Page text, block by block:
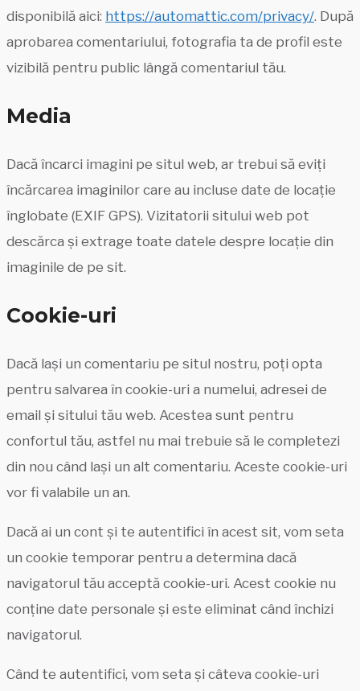
disponibilă aici: https://automattic.com/privacy/. După
aprobarea comentariului, fotografia ta de profil este
vizibilă pentru public lângă comentariul tău.
Media
Dacă încarci imagini pe situl web, ar trebui să eviți
încărcarea imaginilor care au incluse date de locație
înglobate (EXIF GPS). Vizitatorii sitului web pot
descărca și extrage toate datele despre locație din
imaginile de pe sit.
Cookie-uri
Dacă lași un comentariu pe situl nostru, poți opta
pentru salvarea în cookie-uri a numelui, adresei de
email și sitului tău web. Acestea sunt pentru
confortul tău, astfel nu mai trebuie să le completezi
din nou când lași un alt comentariu. Aceste cookie-uri
vor fi valabile un an.
Dacă ai un cont și te autentifici în acest sit, vom seta
un cookie temporar pentru a determina dacă
navigatorul tău acceptă cookie-uri. Acest cookie nu
conține date personale și este eliminat când închizi
navigatorul.
Când te autentifici, vom seta și câteva cookie-uri